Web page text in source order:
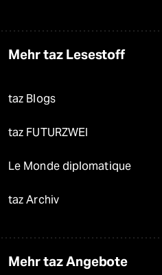
Mehr taz Lesestoff
taz Blogs
taz FUTURZWEI
Le Monde diplomatique
taz Archiv
Mehr taz Angebote